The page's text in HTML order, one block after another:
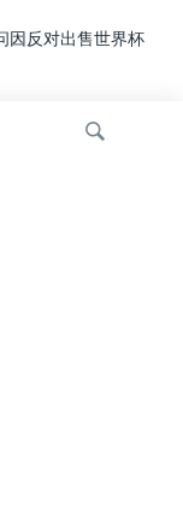
因反对出售世界杯